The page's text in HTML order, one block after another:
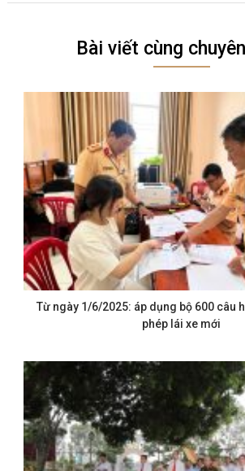
Bài viết cùng
Từ ngày 1/6/2025: áp dụng bộ 600 câu
phép lái xe mới